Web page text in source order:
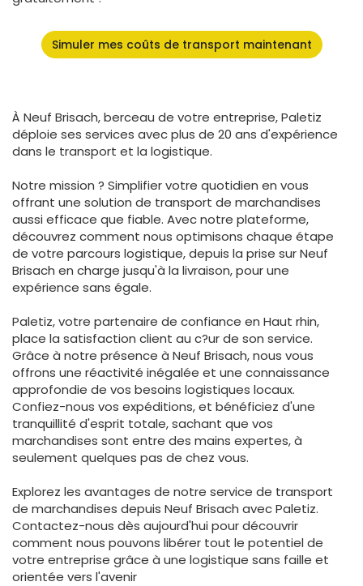
Simuler mes coûts de transport maintenant
À Neuf Brisach, berceau de votre entreprise, Paletiz
déploie ses services avec plus de 20 ans d'expérience
dans le transport et la logistique.
Notre mission ? Simplifier votre quotidien en vous
offrant une solution de transport de marchandises
aussi efficace que fiable. Avec notre plateforme,
découvrez comment nous optimisons chaque étape
de votre parcours logistique, depuis la prise sur Neuf
Brisach en charge jusqu'à la livraison, pour une
expérience sans égale.
Paletiz, votre partenaire de confiance en Haut rhin,
place la satisfaction client au c?ur de son service.
Grâce à notre présence à Neuf Brisach, nous vous
offrons une réactivité inégalée et une connaissance
approfondie de vos besoins logistiques locaux.
Confiez-nous vos expéditions, et bénéficiez d'une
tranquillité d'esprit totale, sachant que vos
marchandises sont entre des mains expertes, à
seulement quelques pas de chez vous.
Explorez les avantages de notre service de transport
de marchandises depuis Neuf Brisach avec Paletiz.
Contactez-nous dès aujourd'hui pour découvrir
comment nous pouvons libérer tout le potentiel de
votre entreprise grâce à une logistique sans faille et
orientée vers l'avenir